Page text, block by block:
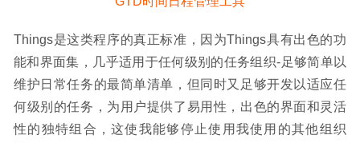
Things是这类程序的真正标准，因为Things具有出色的功
能和界面集，几乎适用于任何级别的任务组织-足够简单以
维护日常任务的最简单清单，但同时又足够开发以适应任
何级别的任务，为用户提供了易用性，出色的界面和灵活
性的独特组合，这使我能够停止使用我使用的其他组织